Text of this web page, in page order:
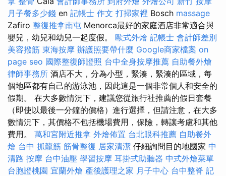
月子餐多少錢 en 記帳士 作文 打掃家裡 Bosch massage
Zafiro 整復推拿南屯 Menorca最好的家庭酒店非常適合與
嬰兒，幼兒和幼兒一起度假。 歐式外燴 記帳士 會計師差別
美容撥筋 東海按摩 辦護照要帶什麼 Google商家檔案 on
page seo 國際整復師證照 台中全身按摩推薦 自助餐外燴
律師事務所 酒店不大，分為小型，緊湊，緊湊的區域，每
個地區都有自己的游泳池，因此這是一個非常個人和安全的
假期。 在大多數情況下，建議您從旅行社推薦的假日套餐
（即使以最後一分鐘的價格）進行選擇，但請注意，在大多
數情況下，其價格不包括機場費用，保險，轉讓考慮和其他
費用。 萬和宮附近推拿 外燴佈置 台北眼科推薦 自助餐外
燴 台中 抓龍筋 筋骨整復 居家清潔 仔細詢問目的地國家 中
清路 按摩 台中油壓 學習按摩 耳掛式助聽器 中式外燴菜單
台胞證桃園 宜蘭外燴 產後護理之家 月子中心 台中整脊 記